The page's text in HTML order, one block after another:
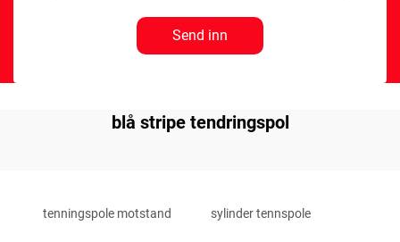
Send inn
blå stripe tendringspol
tenningspole motstand sylinder tennspole